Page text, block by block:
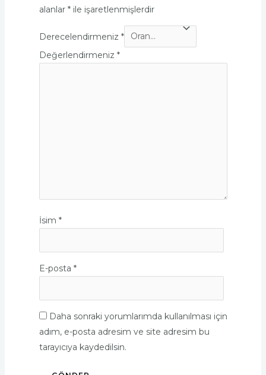
alanlar *ile işaretlenmişlerdir
Derecelendirmeniz *
Değerlendirmeniz *
İsim *
E-posta *
Daha sonraki yorumlarımda kullanılması için
adım, e-posta adresim ve site adresim bu
tarayıcıya kaydedilsin.